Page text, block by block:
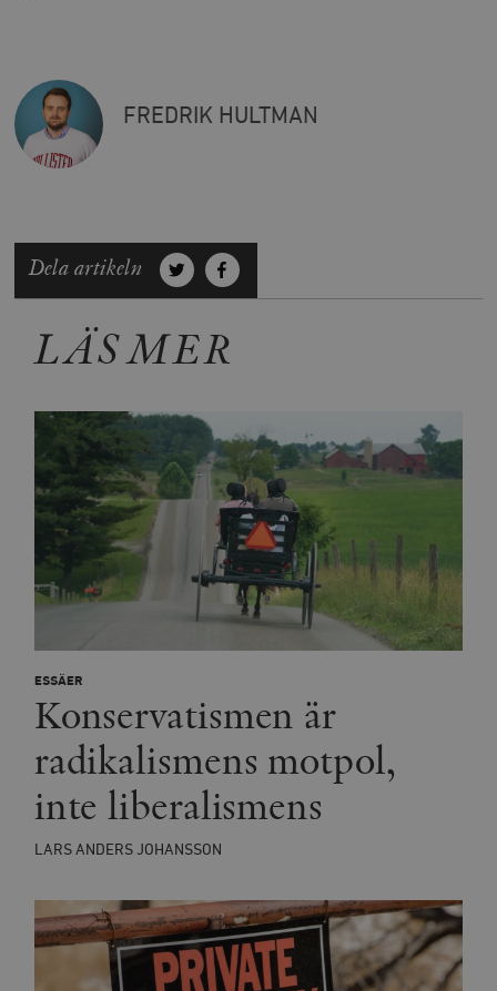
FREDRIK HULTMAN
Dela artikeln
LÄS MER
ESSÄER
Konservatismen är
radikalismens motpol,
inte liberalismens
LARS ANDERS JOHANSSON